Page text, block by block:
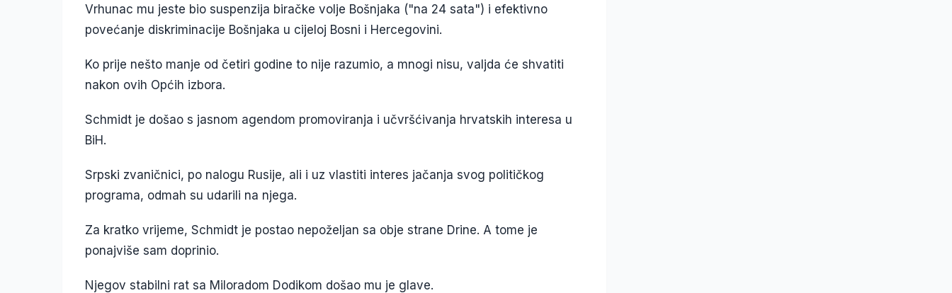
Vrhunac mu jeste bio suspenzija biračke volje Bošnjaka ("na 24 sata") i efektivno
povećanje diskriminacije Bošnjaka u cijeloj Bosni i Hercegovini.
Ko prije nešto manje od četiri godine to nije razumio, a mnogi nisu, valjda će shvatiti
nakon ovih Općih izbora.
Schmidt je došao s jasnom agendom promoviranja i učvršćivanja hrvatskih interesa u
BiH.
Srpski zvaničnici, po nalogu Rusije, ali i uz vlastiti interes jačanja svog političkog
programa, odmah su udarili na njega.
Za kratko vrijeme, Schmidt je postao nepoželjan sa obje strane Drine. A tome je
ponajviše sam doprinio.
Njegov stabilni rat sa Miloradom Dodikom došao mu je glave.